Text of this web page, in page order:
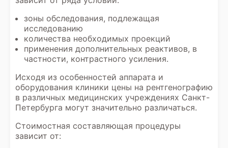
зоны обследования, подлежащая
исследованию
количества необходимых проекций
применения дополнительных реактивов, в
частности, контрастного усиления.
Исходя из особенностей аппарата и
оборудования клиники цены на рентгенографию
в различных медицинских учреждениях Санкт-
Петербурга могут значительно различаться.
Стоимостная составляющая процедуры
зависит от: